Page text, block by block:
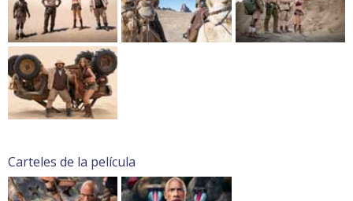
Carteles de la película